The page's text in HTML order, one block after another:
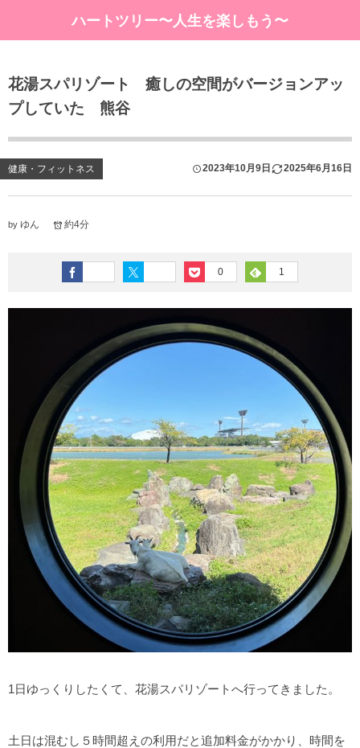
ハートツリー〜人生を楽しもう〜
花湯スパリゾート 癒しの空間がバージョンアッ
プしていた 熊谷
健康・フィットネス 2023年10月9日 2025年6月16日
by ゆん 約4分
0 1
1日ゆっくりしたくて、花湯スパリゾートへ行ってきました。
土日は混むし５時間超えの利用だと追加料金がかかり、時間を